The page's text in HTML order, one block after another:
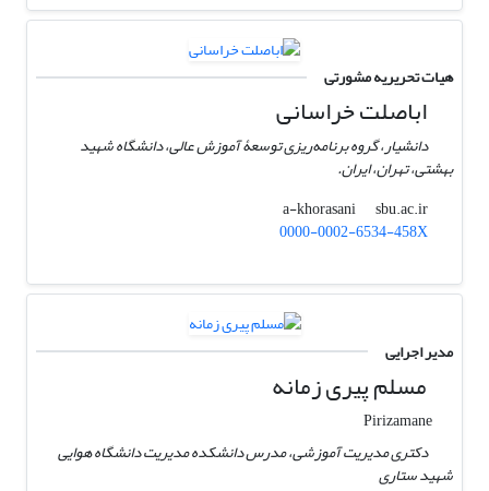
هیات تحریریه مشورتی
اباصلت خراسانی
دانشیار، گروه برنامه‌ریزی توسعۀ آموزش عالی، دانشگاه شهید
بهشتی، تهران، ایران.
a-khorasani
sbu.ac.ir
0000-0002-6534-458X
مدیر اجرایی
مسلم پیری زمانه
Pirizamane
دکتری مدیریت آموزشی، مدرس دانشکده مدیریت دانشگاه هوایی
شهید ستاری